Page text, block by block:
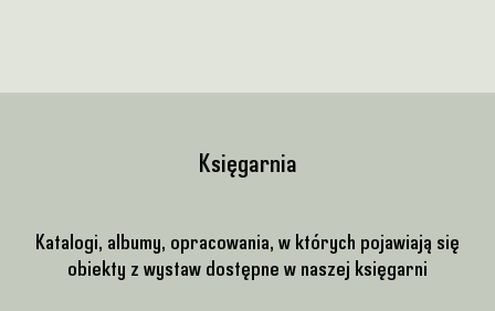
Księgarnia
Katalogi, albumy, opracowania, w których pojawiają się
obiekty z wystaw dostępne w naszej księgarni